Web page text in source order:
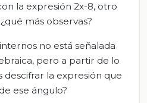
la expresión 2x-8, otro
más observas?
no está señalada
pero a partir de lo
descifrar la expresión que
ese ángulo?